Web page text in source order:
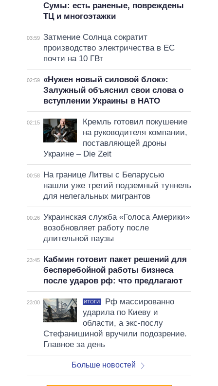
Сумы: есть раненые, повреждены
ТЦ и многоэтажки
03:59 Затмение Солнца сократит
производство электричества в ЕС
почти на 10 ГВт
02:59 «Нужен новый силовой блок»:
Залужный объяснил свои слова о
вступлении Украины в НАТО
02:15
Кремль готовил покушение
на руководителя компании,
поставляющей дроны
Украине – Die Zeit
00:58
На границе Литвы с Беларусью
нашли уже третий подземный туннель
для нелегальных мигрантов
00:26 Украинская служба «Голоса Америки»
возобновляет работу после
длительной паузы
23:45
Кабмин готовит пакет решений для
бесперебойной работы бизнеса
после ударов рф: что предлагают
23:00 ИТОГИ
Рф массированно
ударила по Киеву и
области, а экс-послу
Стефанишиной вручили подозрение.
Главное за день
Больше новостей